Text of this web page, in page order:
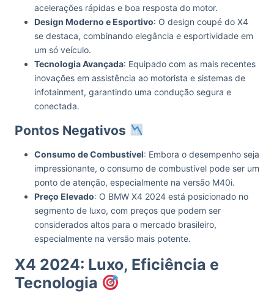
acelerações rápidas e boa resposta do motor.
Design Moderno e Esportivo: O design coupé do X4
se destaca, combinando elegância e esportividade em
um só veículo.
Tecnologia Avançada: Equipado com as mais recentes
inovações em assistência ao motorista e sistemas de
infotainment, garantindo uma condução segura e
conectada.
Pontos Negativos
Consumo de Combustível: Embora o desempenho seja
impressionante, o consumo de combustível pode ser um
ponto de atenção, especialmente na versão M40i.
Preço Elevado: O BMW X4 2024 está posicionado no
segmento de luxo, com preços que podem ser
considerados altos para o mercado brasileiro,
especialmente na versão mais potente.
X4 2024: Luxo, Eficiência e
Tecnologia